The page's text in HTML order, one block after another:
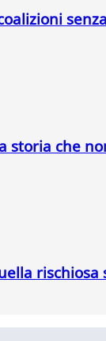
storia che
rischiosa